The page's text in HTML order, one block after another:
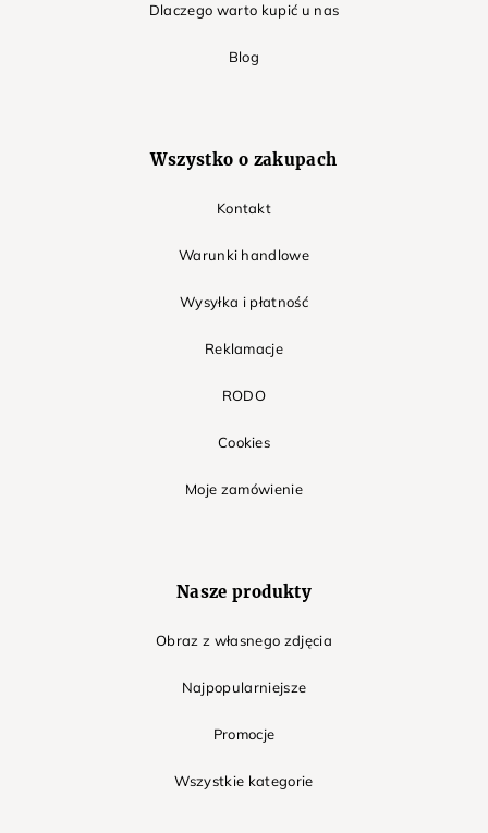
Dlaczego warto kupić u nas
Blog
Wszystko o zakupach
Kontakt
Warunki handlowe
Wysyłka i płatność
Reklamacje
RODO
Cookies
Moje zamówienie
Nasze produkty
Obraz z własnego zdjęcia
Najpopularniejsze
Promocje
Wszystkie kategorie